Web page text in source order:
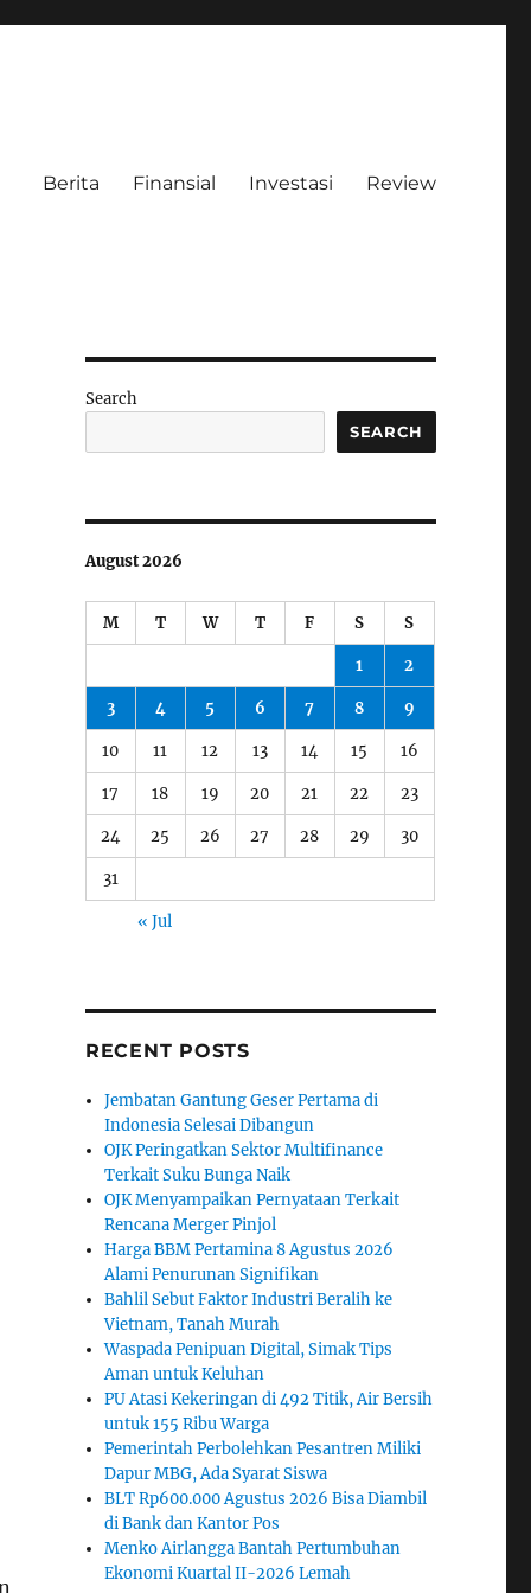
Berita Finansial Investasi Review
Search
SEARCH
August 2026
M T W T F S S
1 2
3 4 5 6 7 8 9
10 11 12 13 14 15 16
17 18 19 20 21 22 23
24 25 26 27 28 29 30
31
« Jul
RECENT POSTS
Jembatan Gantung Geser Pertama di
Indonesia Selesai Dibangun
OJK Peringatkan Sektor Multifinance
Terkait Suku Bunga Naik
OJK Menyampaikan Pernyataan Terkait
Rencana Merger Pinjol
Harga BBM Pertamina 8 Agustus 2026
Alami Penurunan Signifikan
Bahlil Sebut Faktor Industri Beralih ke
Vietnam, Tanah Murah
Waspada Penipuan Digital, Simak Tips
Aman untuk Keluhan
PU Atasi Kekeringan di 492 Titik, Air Bersih
untuk 155 Ribu Warga
Pemerintah Perbolehkan Pesantren Miliki
Dapur MBG, Ada Syarat Siswa
BLT Rp600.000 Agustus 2026 Bisa Diambil
di Bank dan Kantor Pos
Menko Airlangga Bantah Pertumbuhan
Ekonomi Kuartal II-2026 Lemah